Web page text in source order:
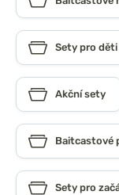
Sety pro děti
Akční sety
Baitcastové
Sety pro